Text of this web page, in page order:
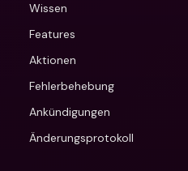
Wissen
Features
Aktionen
Fehlerbehebung
Ankündigungen
Änderungsprotokoll